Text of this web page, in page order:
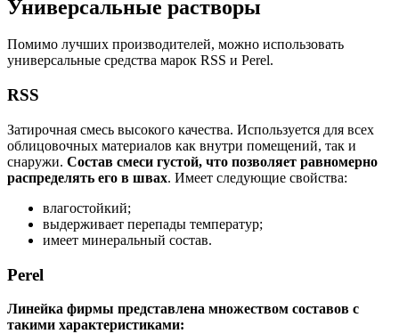
Универсальные растворы
Помимо лучших производителей, можно использовать
универсальные средства марок RSS и Perel.
RSS
Затирочная смесь высокого качества. Используется для всех
облицовочных материалов как внутри помещений, так и
снаружи. Состав смеси густой, что позволяет равномерно
распределять его в швах. Имеет следующие свойства:
влагостойкий;
выдерживает перепады температур;
имеет минеральный состав.
Perel
Линейка фирмы представлена множеством составов с
такими характеристиками: